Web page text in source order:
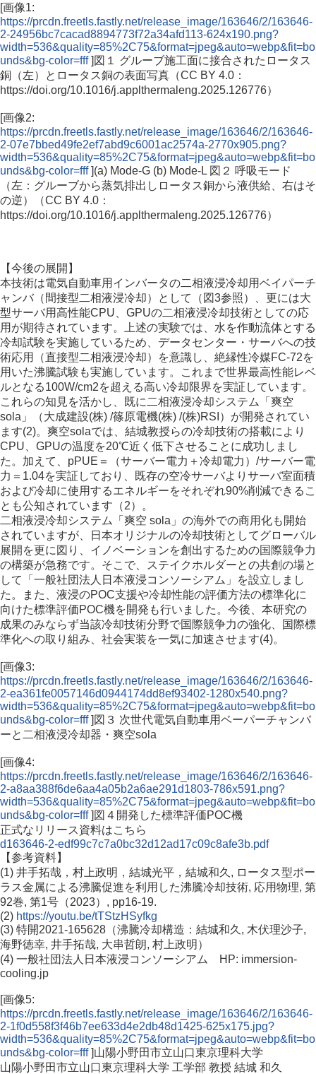
[画像1:
https://prcdn.freetls.fastly.net/release_image/163646/2/163646-
2-24956bc7cacad8894773f72a34afd113-624x190.png?
width=536&quality=85%2C75&format=jpeg&auto=webp&fit=bo
unds&bg-color=fff]図１ グルーブ施工面に接合されたロータス
銅（左）とロータス銅の表面写真（CC BY 4.0：
https://doi.org/10.1016/j.applthermaleng.2025.126776）
[画像2:
https://prcdn.freetls.fastly.net/release_image/163646/2/163646-
2-07e7bbed49fe2ef7abd9c6001ac2574a-2770x905.png?
width=536&quality=85%2C75&format=jpeg&auto=webp&fit=bo
unds&bg-color=fff](a) Mode-G (b) Mode-L 図２ 呼吸モード
（左：グルーブから蒸気排出しロータス銅から液供給、右はそ
の逆）（CC BY 4.0：
https://doi.org/10.1016/j.applthermaleng.2025.126776）
【今後の展開】
本技術は電気自動車用インバータの二相液浸冷却用ベイパーチ
ャンバ（間接型二相液浸冷却）として（図3参照）、更には大
型サーバ用高性能CPU、GPUの二相液浸冷却技術としての応
用が期待されています。上述の実験では、水を作動流体とする
冷却試験を実施しているため、データセンター・サーバへの技
術応用（直接型二相液浸冷却）を意識し、絶縁性冷媒FC-72を
用いた沸騰試験も実施しています。これまで世界最高性能レベ
ルとなる100W/cm2を超える高い冷却限界を実証しています。
これらの知見を活かし、既に二相液浸冷却システム「爽空
sola」（大成建設(株) /篠原電機(株) /(株)RSI）が開発されてい
ます(2)。爽空solaでは、結城教授らの冷却技術の搭載により
CPU、GPUの温度を20℃近く低下させることに成功しまし
た。加えて、pPUE＝（サーバー電力＋冷却電力）/サーバー電
力＝1.04を実証しており、既存の空冷サーバよりサーバ室面積
および冷却に使用するエネルギーをそれぞれ90%削減できるこ
とも公知されています（2）。
二相液浸冷却システム「爽空 sola」の海外での商用化も開始
されていますが、日本オリジナルの冷却技術としてグローバル
展開を更に図り、イノベーションを創出するための国際競争力
の構築が急務です。そこで、ステイクホルダーとの共創の場と
して「一般社団法人日本液浸コンソーシアム」を設立しまし
た。また、液浸のPOC支援や冷却性能の評価方法の標準化に
向けた標準評価POC機を開発も行いました。今後、本研究の
成果のみならず当該冷却技術分野で国際競争力の強化、国際標
準化への取り組み、社会実装を一気に加速させます(4)。
[画像3:
https://prcdn.freetls.fastly.net/release_image/163646/2/163646-
2-ea361fe0057146d0944174dd8ef93402-1280x540.png?
width=536&quality=85%2C75&format=jpeg&auto=webp&fit=bo
unds&bg-color=fff]図３ 次世代電気自動車用ベーパーチャンバ
ーと二相液浸冷却器・爽空sola
[画像4:
https://prcdn.freetls.fastly.net/release_image/163646/2/163646-
2-a8aa388f6de6aa4a05b2a6ae291d1803-786x591.png?
width=536&quality=85%2C75&format=jpeg&auto=webp&fit=bo
unds&bg-color=fff]図４開発した標準評価POC機
正式なリリース資料はこちら
d163646-2-edf99c7c7a0bc32d12ad17c09c8afe3b.pdf
【参考資料】
(1) 井手拓哉，村上政明，結城光平，結城和久, ロータス型ポー
ラス金属による沸騰促進を利用した沸騰冷却技術, 応用物理, 第
92巻, 第1号（2023）, pp16-19.
(2) https://youtu.be/tTStzHSyfkg
(3) 特開2021-165628（沸騰冷却構造：結城和久, 木伏理沙子,
海野徳幸, 井手拓哉, 大串哲朗, 村上政明）
(4) 一般社団法人日本液浸コンソーシアム HP: immersion-
cooling.jp
[画像5:
https://prcdn.freetls.fastly.net/release_image/163646/2/163646-
2-1f0d558f3f46b7ee633d4e2db48d1425-625x175.jpg?
width=536&quality=85%2C75&format=jpeg&auto=webp&fit=bo
unds&bg-color=fff]山陽小野田市立山口東京理科大学
山陽小野田市立山口東京理科大学 工学部 教授 結城 和久